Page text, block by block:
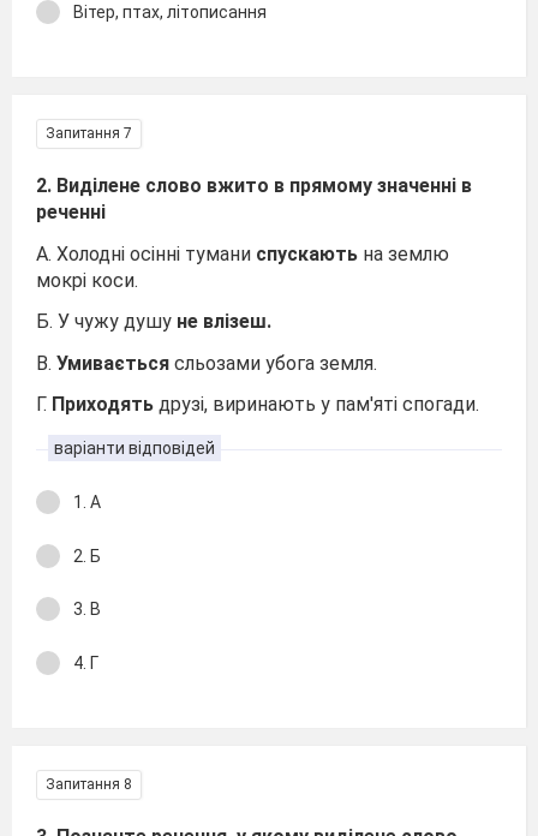
Вітер, птах, літописання
Запитання 7
2. Виділене слово вжито в прямому значенні в
реченні
А. Холодні осінні тумани спускають на землю
мокрі коси.
Б. У чужу душу не влізеш.
В. Умивається сльозами убога земля.
Г. Приходять друзі, виринають у пам'яті спогади.
варіанти відповідей
1. А
2. Б
3. В
4. Г
Запитання 8